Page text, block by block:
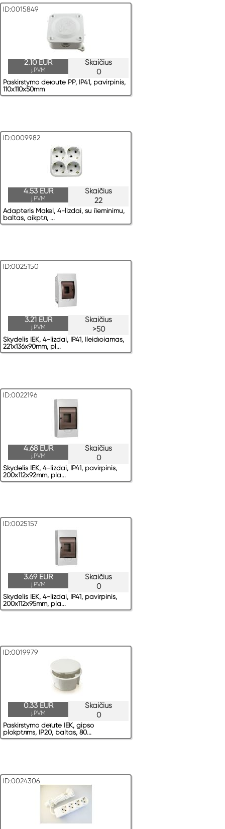
ID:0015849
Skaičius
0
2.10 EUR
į.PVM
Paskirstymo deюute PP, IP41, pavirрinis,
110x110x50mm
ID:0009982
Skaičius
22
4.53 EUR
į.PVM
Adapteris Makel, 4-lizdai, su iїeminimu,
baltas, aikрtл, ...
ID:0025150
Skaičius
>50
3.21 EUR
į.PVM
Skydelis IEK, 4-lizdai, IP41, Ileidюiamas,
221x136x90mm, pl...
ID:0022196
Skaičius
0
4.68 EUR
į.PVM
Skydelis IEK, 4-lizdai, IP41, pavirрinis,
200x112x92mm, pla...
ID:0025157
Skaičius
0
3.69 EUR
į.PVM
Skydelis IEK, 4-lizdai, IP41, pavirрinis,
200x112x95mm, pla...
ID:0019979
Skaičius
0
0.33 EUR
į.PVM
Paskirstymo deїute IEK, gipso
plokрtлms, IP20, baltas, 80...
ID:0024306